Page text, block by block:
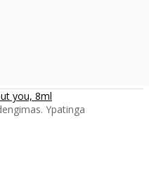
you, 8ml
Ypatinga